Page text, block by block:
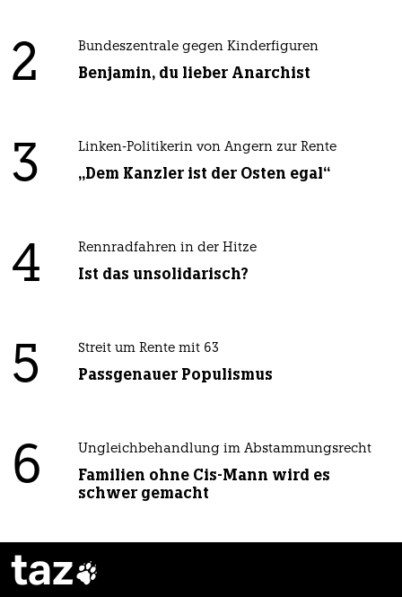
2 Bundeszentrale gegen Kinderfiguren
Benjamin, du lieber Anarchist
3 Linken-Politikerin von Angern zur Rente
„Dem Kanzler ist der Osten egal“
4 Rennradfahren in der Hitze
Ist das unsolidarisch?
5 Streit um Rente mit 63
Passgenauer Populismus
6 Ungleichbehandlung im Abstammungsrecht
Familien ohne Cis-Mann wird es
schwer gemacht
taz